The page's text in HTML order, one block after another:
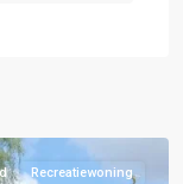
Recreatiewoning